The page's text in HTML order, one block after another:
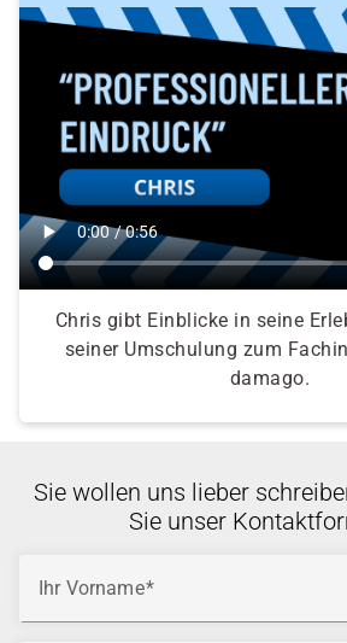
Chris gibt Einblicke in seine
seiner Umschulung zum
damago.
Sie wollen uns lieber
Sie unser
Ihr Vorname